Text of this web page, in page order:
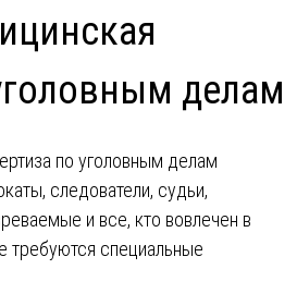
делам
следователи, судьи,
и все, кто вовлечен в
требуются специальные